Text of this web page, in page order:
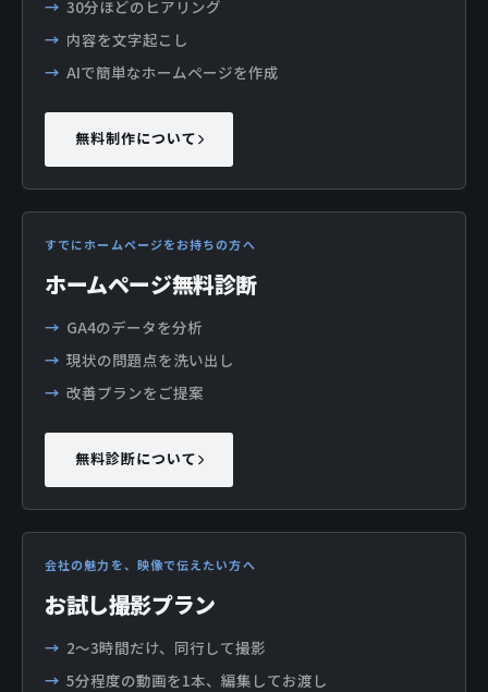
30分ほどのヒアリング
内容を文字起こし
AIで簡単なホームページを作成
無料制作について
すでにホームページをお持ちの方へ
ホームページ無料診断
GA4のデータを分析
現状の問題点を洗い出し
改善プランをご提案
無料診断について
会社の魅力を、映像で伝えたい方へ
お試し撮影プラン
2〜3時間だけ、同行して撮影
5分程度の動画を1本、編集してお渡し